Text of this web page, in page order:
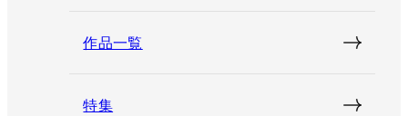
作品一覧
特集